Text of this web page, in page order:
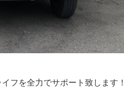
フを全力でサポート致します！